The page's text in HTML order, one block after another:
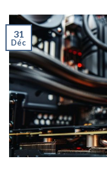
31
Déc